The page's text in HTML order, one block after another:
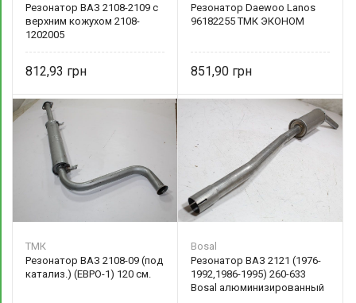
Резонатор ВАЗ 2108-2109 с
верхним кожухом 2108-
1202005
812,93
Резонатор Daewoo Lanos
96182255 ТМК ЭКОНОМ
851,90
ТМК
Резонатор ВАЗ 2108-09 (под
катализ.) (ЕВРО-1) 120 см.
Bosal
Резонатор ВАЗ 2121 (1976-
1992,1986-1995) 260-633
Bosal алюминизированный